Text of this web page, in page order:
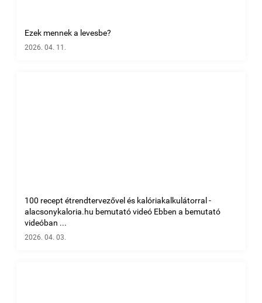
Ezek mennek a levesbe?
2026. 04. 11.
100 recept étrendtervezővel és kalóriakalkulátorral -
alacsonykaloria.hu bemutató videó Ebben a bemutató
videóban ...
2026. 04. 03.